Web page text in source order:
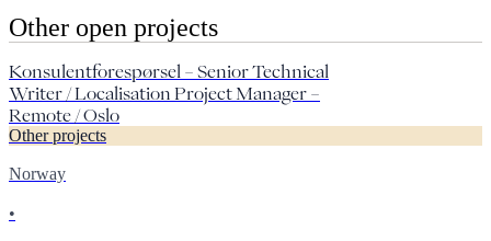
Other open projects
Konsulentforespørsel – Senior Technical
Writer / Localisation Project Manager –
Remote / Oslo
Other projects
Norway
•